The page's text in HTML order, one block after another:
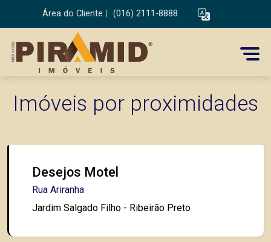
Área do Cliente (016) 2111-8888
Imóveis por proximidades
Desejos Motel
Rua Ariranha
Jardim Salgado Filho - Ribeirão Preto